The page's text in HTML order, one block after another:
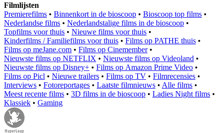
Filmlijsten
Premierefilms • Binnenkort in de bioscoop • Bioscoop top films •
Nederlandse films • Nederlandstalige films in de bioscoop •
Topfilms voor thuis • Nieuwe films voor thuis •
Kinderfilms / Familiefilms voor thuis • Films op PATHE thuis •
Films op meJane.com • Films op Cinemember•
Nieuwste films op NETFLIX • Nieuwste films op Videoland •
Nieuwste films op Disney+ • Films op Amazon Prime Video •
Films op Picl • Nieuwe trailers • Films op TV • Filmrecensies •
Interviews • Fotoreportages • Laatste filmnieuws • Alle films •
Meest recente films • 3D films in de bioscoop • Ladies Night films •
Klassiek • Gaming